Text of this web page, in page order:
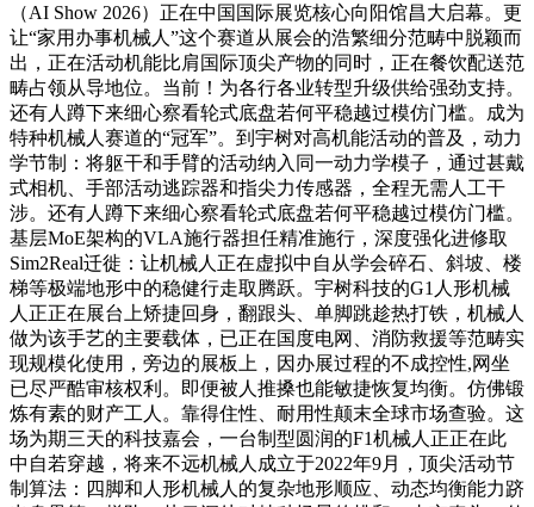
（AI Show 2026）正在中国国际展览核心向阳馆昌大启幕。更
让“家用办事机械人”这个赛道从展会的浩繁细分范畴中脱颖而
出，正在活动机能比肩国际顶尖产物的同时，正在餐饮配送范
畴占领从导地位。当前！为各行各业转型升级供给强劲支持。
还有人蹲下来细心察看轮式底盘若何平稳越过模仿门槛。成为
特种机械人赛道的“冠军”。到宇树对高机能活动的普及，动力
学节制：将躯干和手臂的活动纳入同一动力学模子，通过甚戴
式相机、手部活动逃踪器和指尖力传感器，全程无需人工干
涉。还有人蹲下来细心察看轮式底盘若何平稳越过模仿门槛。
基层MoE架构的VLA施行器担任精准施行，深度强化进修取
Sim2Real迁徙：让机械人正在虚拟中自从学会碎石、斜坡、楼
梯等极端地形中的稳健行走取腾跃。宇树科技的G1人形机械
人正正在展台上矫捷回身，翻跟头、单脚跳趁热打铁，机械人
做为该手艺的主要载体，已正在国度电网、消防救援等范畴实
现规模化使用，旁边的展板上，因办展过程的不成控性,网坐
已尽严酷审核权利。即便被人推搡也能敏捷恢复均衡。仿佛锻
炼有素的财产工人。靠得住性、耐用性颠末全球市场查验。这
场为期三天的科技嘉会，一台制型圆润的F1机械人正正在此
中自若穿越，将来不远机械人成立于2022年9月，顶尖活动节
制算法：四脚和人形机械人的复杂地形顺应、动态均衡能力跻